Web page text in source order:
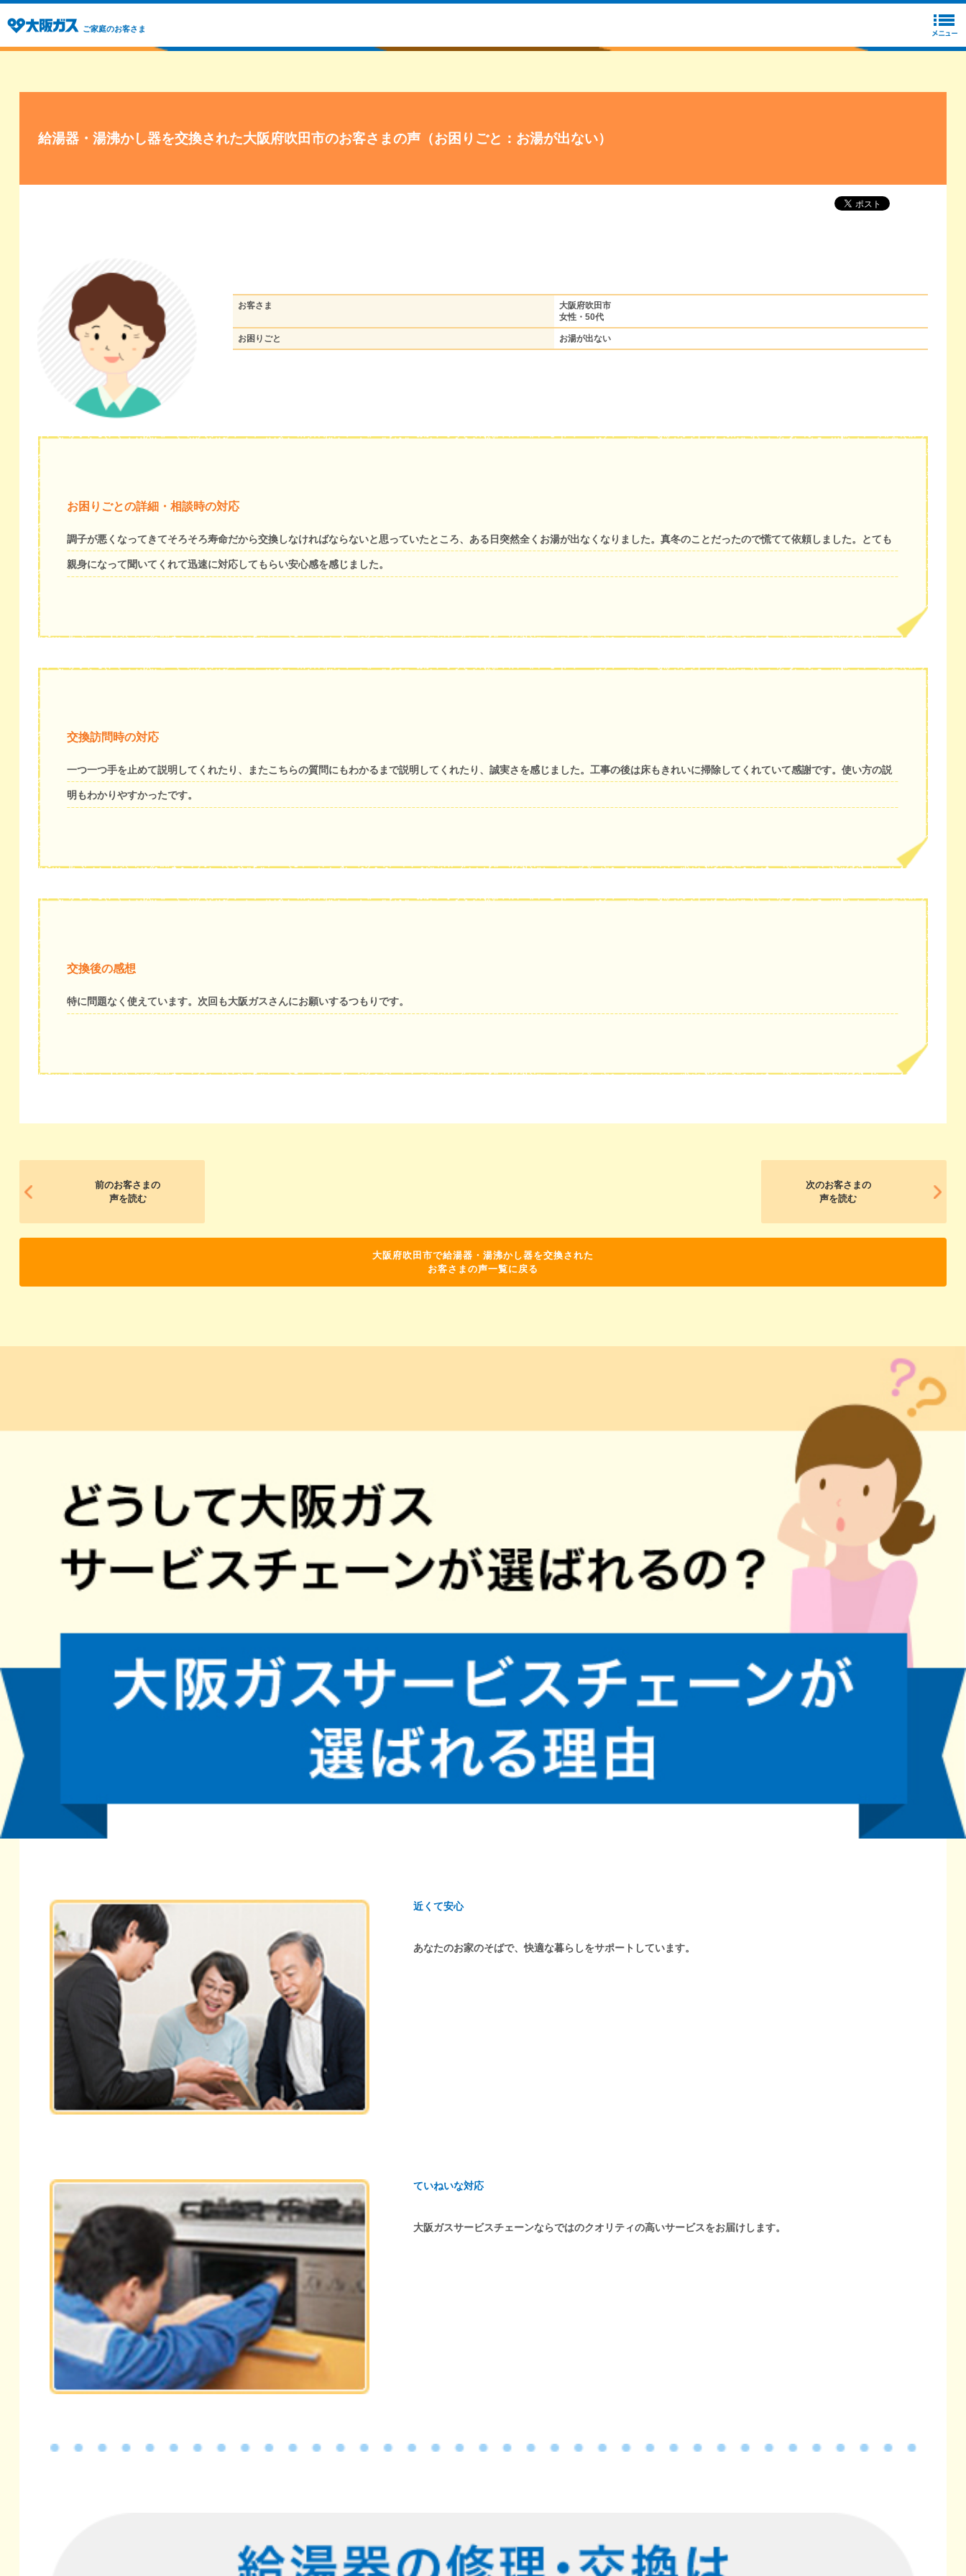
ご家庭のお客さま
給湯器・湯沸かし器を交換された大阪府吹田市のお客さまの声（お困りごと：お湯が出ない）
お客さま
大阪府吹田市
女性・50代
お困りごと お湯が出ない
お困りごとの詳細・相談時の対応
調子が悪くなってきてそろそろ寿命だから交換しなければならないと思っていたところ、ある日突然全くお湯が出なくなりました。真冬のことだったので慌てて依頼しました。とても
親身になって聞いてくれて迅速に対応してもらい安心感を感じました。
交換訪問時の対応
一つ一つ手を止めて説明してくれたり、またこちらの質問にもわかるまで説明してくれたり、誠実さを感じました。工事の後は床もきれいに掃除してくれていて感謝です。使い方の説
明もわかりやすかったです。
交換後の感想
特に問題なく使えています。次回も大阪ガスさんにお願いするつもりです。
前のお客さまの
声を読む
次のお客さまの
声を読む
大阪府吹田市で給湯器・湯沸かし器を交換された
お客さまの声一覧に戻る
近くて安心
あなたのお家のそばで、快適な暮らしをサポートしています。
ていねいな対応
大阪ガスサービスチェーンならではのクオリティの高いサービスをお届けします。